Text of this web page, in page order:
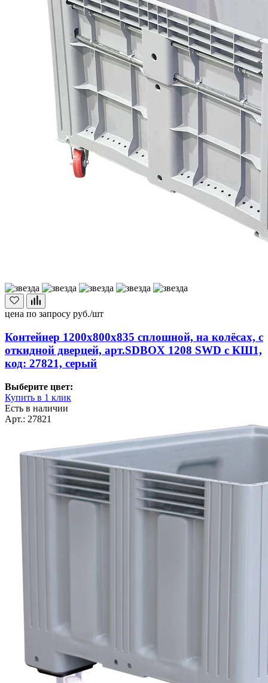
цена по запросу руб./шт
Контейнер 1200х800х835 сплошной, на колёсах, с
откидной дверцей, арт.SDBOX 1208 SWD с КШ1,
код: 27821, серый
Выберите цвет:
Купить в 1 клик
Есть в наличии
Арт.: 27821